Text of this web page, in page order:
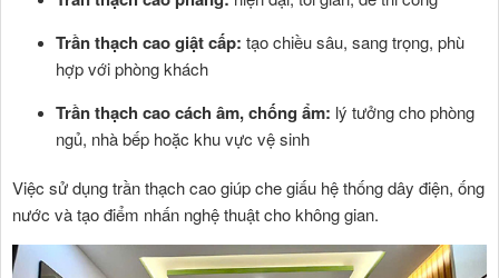
Trần thạch cao giật cấp: tạo chiều sâu, sang trọng, phù
hợp với phòng khách
Trần thạch cao cách âm, chống ẩm: lý tưởng cho phòng
ngủ, nhà bếp hoặc khu vực vệ sinh
Việc sử dụng trần thạch cao giúp che giấu hệ thống dây điện, ống
nước và tạo điểm nhấn nghệ thuật cho không gian.